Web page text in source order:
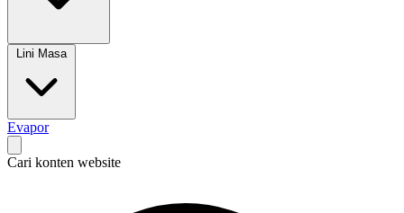
Lini Masa
Evapor
Cari konten website